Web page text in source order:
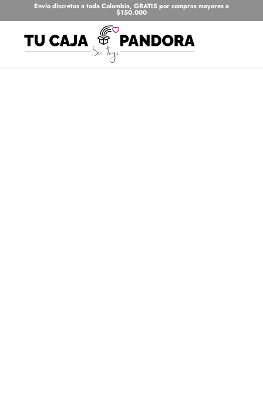
Envío discretos a toda Colombia, GRATIS por compras mayores a
$150.000